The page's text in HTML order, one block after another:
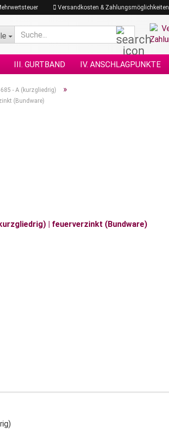
Versandkosten & Zahlungsmöglichkeiten
Suche...
III. GURTBAND IV. ANSCHLAGPUNKTE
XVII. PLANEN & NETZE
- A (kurzgliedrig) »
(Bundware)